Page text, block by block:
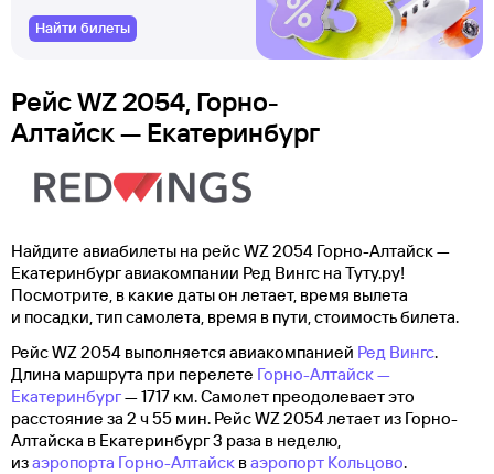
Найти билеты
Рейс WZ 2054, Горно-
Алтайск — Екатеринбург
Найдите авиабилеты на рейс WZ 2054 Горно-Алтайск —
Екатеринбург авиакомпании Ред Вингс на Туту.ру!
Посмотрите, в какие даты он летает, время вылета
и посадки, тип самолета, время в пути, стоимость билета.
Рейс WZ 2054 выполняется авиакомпанией Ред Вингс.
Длина маршрута при перелете Горно-Алтайск —
Екатеринбург— 1717 км. Самолет преодолевает это
расстояние за 2 ч 55 мин. Рейс WZ 2054 летает из Горно-
Алтайска в Екатеринбург 3 раза в неделю,
изаэропорта Горно-Алтайск ваэропорт Кольцово.